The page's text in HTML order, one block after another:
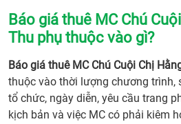
Báo giá thuê MC Chú
Thu phụ thuộc vào gì?
Báo giá thuê MC Chú Cuội Chị
thuộc vào thời lượng chương trình,
tổ chức, ngày diễn, yêu cầu trang
kịch bản và việc MC có phải kiêm